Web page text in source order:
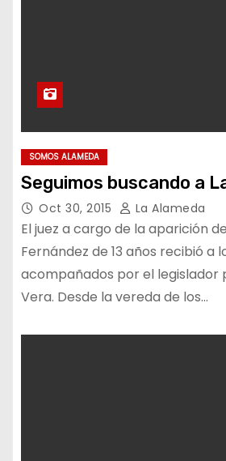
SOMOS ALAMEDA
Seguimos buscando a
Oct 30, 2015 La Alameda
El juez a cargo de la aparición
Fernández de 13 años recibió a
acompañados por el legislador
Vera. Desde la vereda de los…